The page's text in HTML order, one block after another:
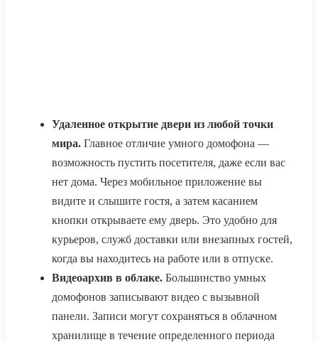
Удаленное открытие двери из любой точки
мира. Главное отличие умного домофона —
возможность пустить посетителя, даже если вас
нет дома. Через мобильное приложение вы
видите и слышите гостя, а затем касанием
кнопки открываете ему дверь. Это удобно для
курьеров, служб доставки или внезапных гостей,
когда вы находитесь на работе или в отпуске.
Видеоархив в облаке. Большинство умных
домофонов записывают видео с вызывной
панели. Записи могут сохраняться в облачном
хранилище в течение определенного периода